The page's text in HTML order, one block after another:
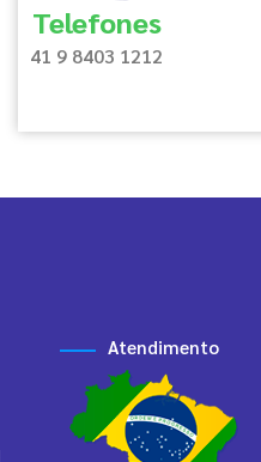
Telefones
41 9 8403 1212
Atendimento